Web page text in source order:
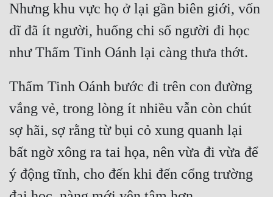
Khoa Huyễn Không Gian
Kinh Dị
Kỳ Huyễn
Kỳ Ảo
Linh Dị
Làm Giàu
Lịch Sử
Nhưng khu vực họ ở lại gần biên giới, vốn
dĩ đã ít người, huống chi số người đi học
Thẩm Tinh Oánh bước đi trên con đường
vắng vẻ, trong lòng ít nhiều vẫn còn chút
sợ hãi, sợ rằng từ bụi cỏ xung quanh lại
bất ngờ xông ra tai họa, nên vừa đi vừa để
ý động tĩnh, cho đến khi đến cổng trường